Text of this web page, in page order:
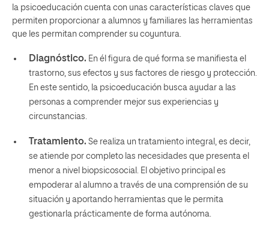
la psicoeducación cuenta con unas características claves que
permiten proporcionar a alumnos y familiares las herramientas
que les permitan comprender su coyuntura.
Diagnóstico. En él figura de qué forma se manifiesta el
trastorno, sus efectos y sus factores de riesgo y protección.
En este sentido, la psicoeducación busca ayudar a las
personas a comprender mejor sus experiencias y
circunstancias.
Tratamiento. Se realiza un tratamiento integral, es decir,
se atiende por completo las necesidades que presenta el
menor a nivel biopsicosocial. El objetivo principal es
empoderar al alumno a través de una comprensión de su
situación y aportando herramientas que le permita
gestionarla prácticamente de forma autónoma.